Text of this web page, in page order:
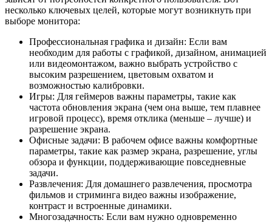
несколько ключевых целей, которые могут возникнуть при
выборе монитора:
Профессиональная графика и дизайн: Если вам
необходим для работы с графикой, дизайном, анимацией
или видеомонтажом, важно выбрать устройство с
высоким разрешением, цветовым охватом и
возможностью калибровки.
Игры: Для геймеров важны параметры, такие как
частота обновления экрана (чем она выше, тем плавнее
игровой процесс), время отклика (меньше – лучше) и
разрешение экрана.
Офисные задачи: В рабочем офисе важны комфортные
параметры, такие как размер экрана, разрешение, углы
обзора и функции, поддерживающие повседневные
задачи.
Развлечения: Для домашнего развлечения, просмотра
фильмов и стриминга видео важны изображение,
контраст и встроенные динамики.
Многозадачность: Если вам нужно одновременно